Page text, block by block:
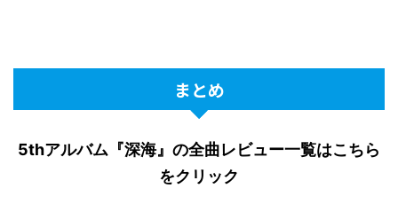
まとめ
5thアルバム『深海』の全曲レビュー一覧はこちら
をクリック